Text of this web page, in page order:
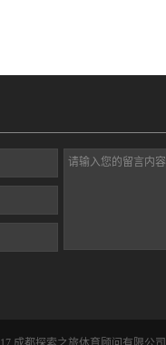
请输入您的留言内容